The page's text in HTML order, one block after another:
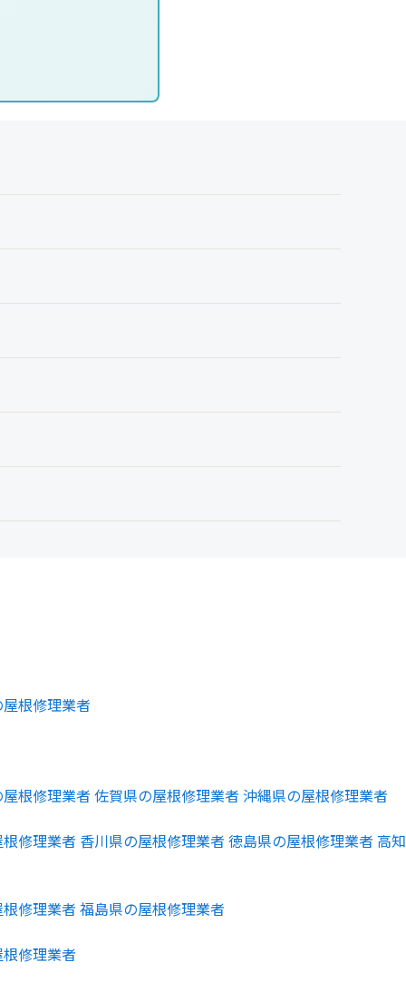
根修理業者
根修理業者佐賀県の屋根修理業者沖縄県の屋根修理業者
修理業者 香川県の屋根修理業者徳島県の屋根修理業者高知
修理業者福島県の屋根修理業者
修理業者